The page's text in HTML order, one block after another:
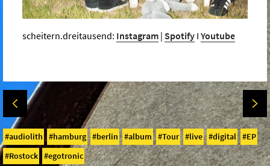
scheitern.dreitausend: Instagram | Spotify I Youtube
audiolith hamburg berlin album Tour live digital
EP
Rostock
egotronic